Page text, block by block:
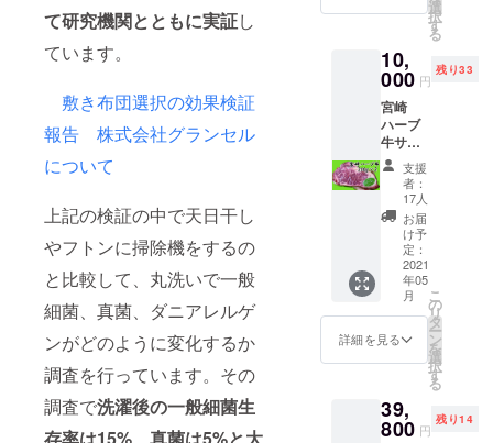
て研究機関とともに実証し
ています。
敷き布団選択の効果検証
報告 株式会社グランセル
について
上記の検証の中で天日干し
やフトンに掃除機をするの
と比較して、丸洗いで一般
細菌、真菌、ダニアレルゲ
ンがどのように変化するか
調査を行っています。その
調査で洗濯後の一般細菌生
存率は15%、真菌は5%と大
招待させていた
だきます。混雑
の無いより快適
なご利用が出来
るようにご案内
させていただき
ます。 宮崎店プ
リペイドカード
8,000円 20％お
得な9,600円分の
プリペイドカー
ドです。 ※プリ
ペイドカードは
宮崎店のみご利
用いただけま
選
択
す
る
10,
000 円
残り33
宮崎
ハーブ
牛サー
ロイン
ステー
キ 200
ｇ×2枚
（写真
はイ
メージ
です）
支援
者：
17人
お届
け予
定：
2021
年05
月
詳細を見る
こ
の
リ
タ
ー
ン
を
選
択
す
る
39,
800 円
残り14